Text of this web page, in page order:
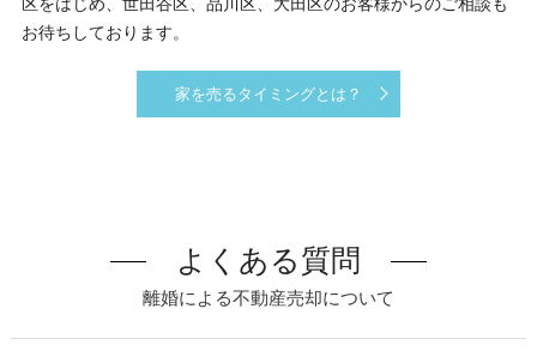
お待ちしております。
家を売るタイミングとは？
よくある質問
離婚による不動産売却について